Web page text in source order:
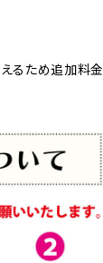
るため追加料金